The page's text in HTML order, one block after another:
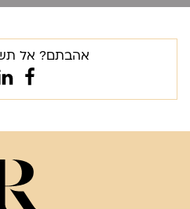
אהבתם? אל